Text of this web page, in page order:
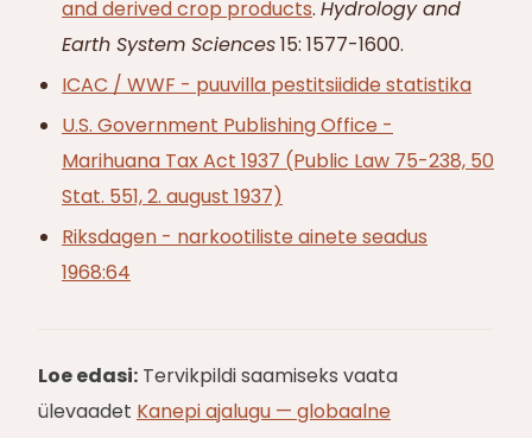
and derived crop products. Hydrology and
Earth System Sciences15: 1577-1600.
ICAC / WWF - puuvilla pestitsiidide statistika
U.S. Government Publishing Office -
Marihuana Tax Act 1937 (Public Law 75-238, 50
Stat. 551, 2. august 1937)
Riksdagen - narkootiliste ainete seadus
1968:64
Loe edasi: Tervikpildi saamiseks vaata
ülevaadet Kanepi ajalugu — globaalne